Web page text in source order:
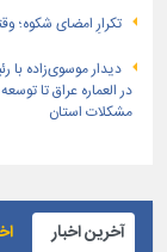
تکرارِ امضای شکوه؛
دیدار موسوی‌زاده با
در العماره عراق تا
مشکلات استان
آخرین اخبار